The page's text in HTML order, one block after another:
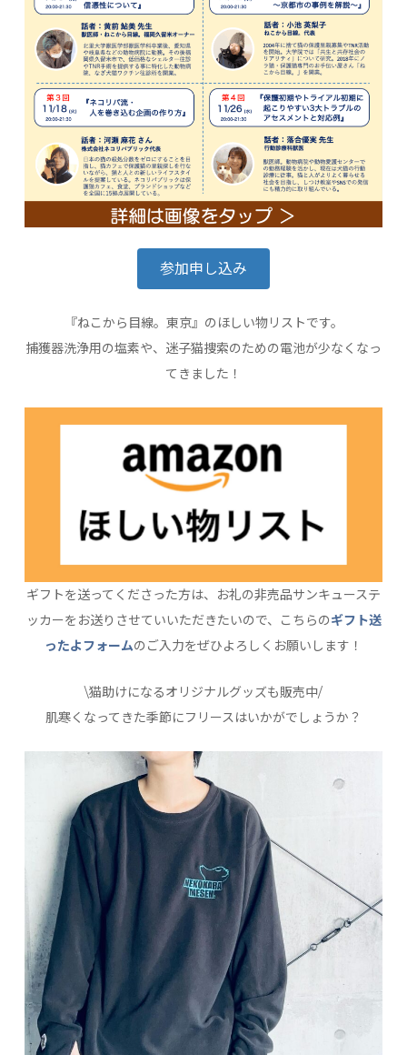
参加申し込み
『ねこから目線。東京』のほしい物リストです。
捕獲器洗浄用の塩素や、迷子猫捜索のための電池が少なくなっ
てきました！
ギフトを送ってくださった方は、お礼の非売品サンキューステ
ッカーをお送りさせていいただきたいので、こちらのギフト送
ったよフォームのご入力をぜひよろしくお願いします！
\猫助けになるオリジナルグッズも販売中/
肌寒くなってきた季節にフリースはいかがでしょうか？